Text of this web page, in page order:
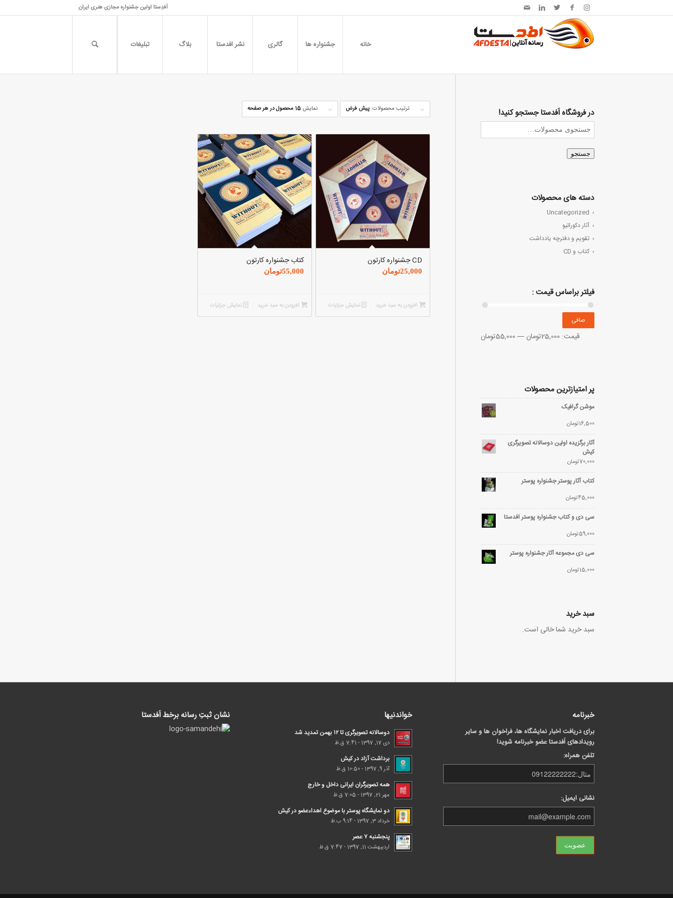
اَفدِستا اولین جشنواره مجازی هنری ایران
خانه جشنواره ها گالری نشر افدستا بلاگ تبلیغات
ترتیب محصولات:پیش فرض نمایش15 محصول در هر صفحه
CD جشنواره کارتون
25,000تومان
افزودن به سبد خرید نمایش جزئیات
کتاب جشنواره کارتون
55,000تومان
افزودن به سبد خرید نمایش جزئیات
در فروشگاه اَفدستا جستجو کنید!
جستجو
دسته های محصولات
Uncategorized
آثار دکوراتیو
تقویم و دفترچه یادداشت
کتاب و CD
فیلتر براساس قیمت :
صافی
قيمت:25,000تومان —55,000تومان
پر امتیازترین محصولات
موشن گرافیک
16,500تومان
آثار برگزیده اولین دوسالانه تصویرگری
کیش
70,000تومان
کتاب آثار پوستر جشنواره پوستر
45,000تومان
سی دی و کتاب جشنواره پوستر افدستا
59,000تومان
سی دی مجموعه آثار جشنواره پوستر
15,000تومان
سبد خرید
سبد خرید شما خالی است.
خبرنامه
برای دریافت اخبار نمایشگاه ها، فراخوان ها و سایر
رویدادهای اَفدستا عضو خبرنامه شوید!
تلفن همراه:
نشانی ایمیل:
خواندنیها
دوسالانه تصویرگری تا ۱۲ بهمن تمدید شد
دی 17, 1397 - 7:41 ق.ظ
برداشت آزاد در کیش
آذر 9, 1397 - 10:50 ق.ظ
همه تصویرگران ایرانی داخل و خارج
مهر 21, 1397 - 7:05 ق.ظ
دو نمایشگاه پوستر با موضوع اهداء‌عضو در کیش
خرداد 3, 1397 - 9:14 ب.ظ
پنجشنبه ۷ عصر
اردیبهشت 11, 1397 - 7:47 ق.ظ
نشان ثبتِ رسانه برخط اَفدستا